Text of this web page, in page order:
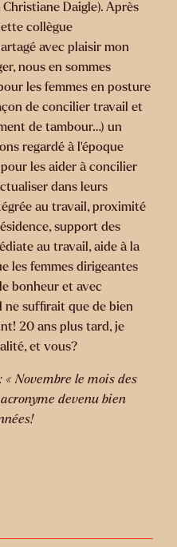
Christiane Daigle). Après
collègue
avec plaisir mon
nous en sommes
les femmes en posture
de concilier travail et
de tambour…) un
regardé à l’époque
les aider à concilier
dans leurs
au travail, proximité
support des
au travail, aide à la
les femmes dirigeantes
bonheur et avec
suffirait que de bien
20 ans plus tard, je
et vous?
Novembre le mois des
devenu bien